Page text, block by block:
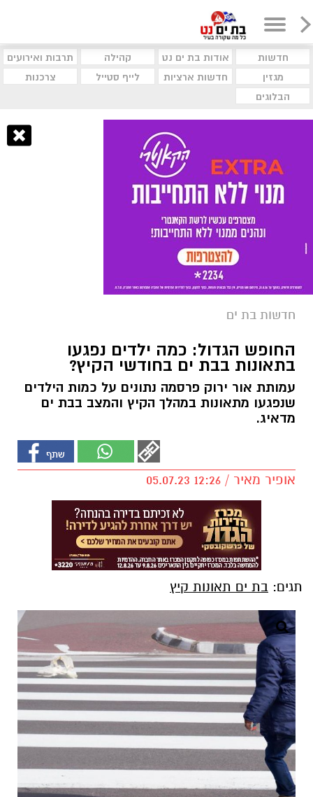
חדשות אודות בת ים נט קהילה
תרבות ואירועים
מגזין
חדשות ארציות לייף סטייל
צרכנות
הבלוגים
חדשות בת ים
החופש הגדול: כמה ילדים נפגעו
בתאונות בבת ים בחודשי הקיץ?
עמותת אור ירוק פרסמה נתונים על כמות הילדים
שנפגעו מתאונות במהלך הקיץ והמצב בבת ים
מדאיג.
אופיר מאיר / 12:26 05.07.23
תגים: בת ים תאונות קיץ